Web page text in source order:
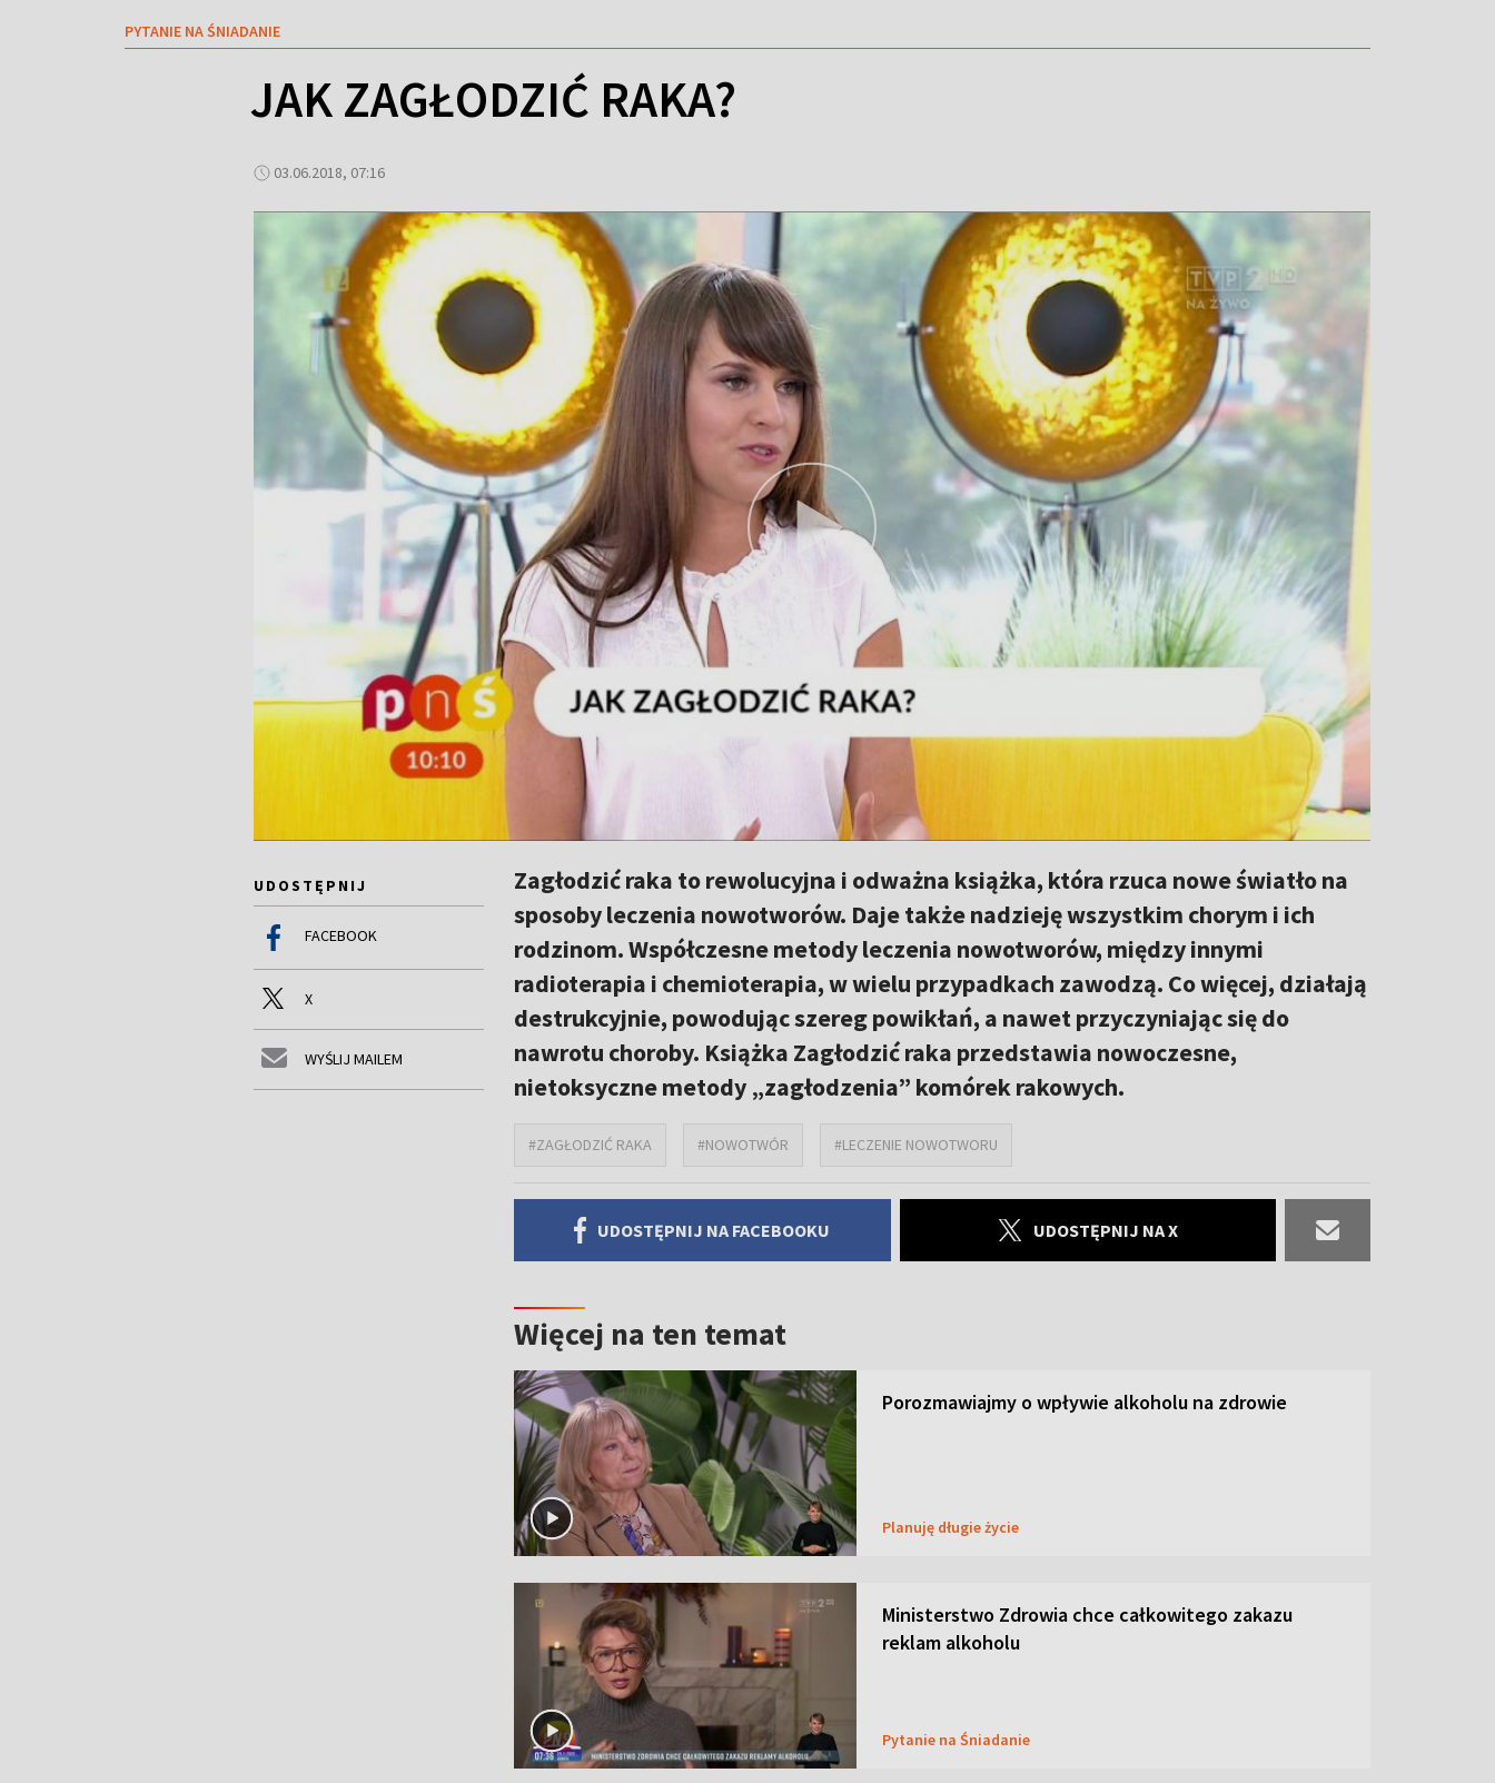
PYTANIE NA ŚNIADANIE
JAK ZAGŁODZIĆ RAKA?
03.06.2018, 07:16
UDOSTĘPNIJ
FACEBOOK
X
WYŚLIJ MAILEM
Zagłodzić raka to rewolucyjna i odważna książka, która rzuca nowe światło na
sposoby leczenia nowotworów. Daje także nadzieję wszystkim chorym i ich
rodzinom. Współczesne metody leczenia nowotworów, między innymi
radioterapia i chemioterapia, w wielu przypadkach zawodzą. Co więcej, działają
destrukcyjnie, powodując szereg powikłań, a nawet przyczyniając się do
nawrotu choroby. Książka Zagłodzić raka przedstawia nowoczesne,
nietoksyczne metody „zagłodzenia” komórek rakowych.
#ZAGŁODZIĆ RAKA #NOWOTWÓR #LECZENIE NOWOTWORU
UDOSTĘPNIJ NA FACEBOOKU UDOSTĘPNIJ NA X
Więcej na ten temat
Porozmawiajmy o wpływie alkoholu na zdrowie
Planuję długie życie
Ministerstwo Zdrowia chce całkowitego zakazu
reklam alkoholu
Pytanie na Śniadanie